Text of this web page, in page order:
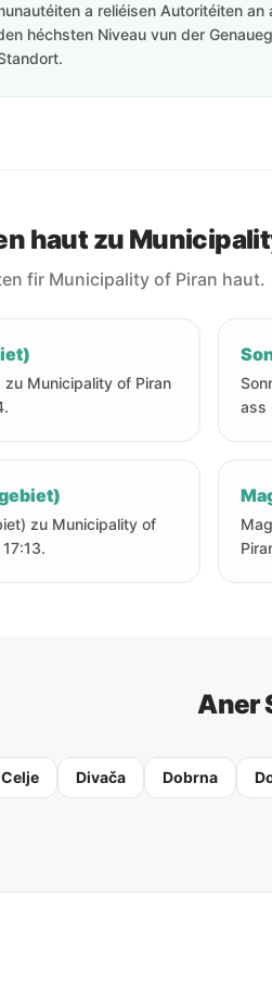
a reliéisen Autoritéiten an
héchsten Niveau vun der
haut zu
fir Municipality of Piran haut.
zu Municipality of Piran
ass
zu Municipality of
Aner
Celje Divača Dobrna